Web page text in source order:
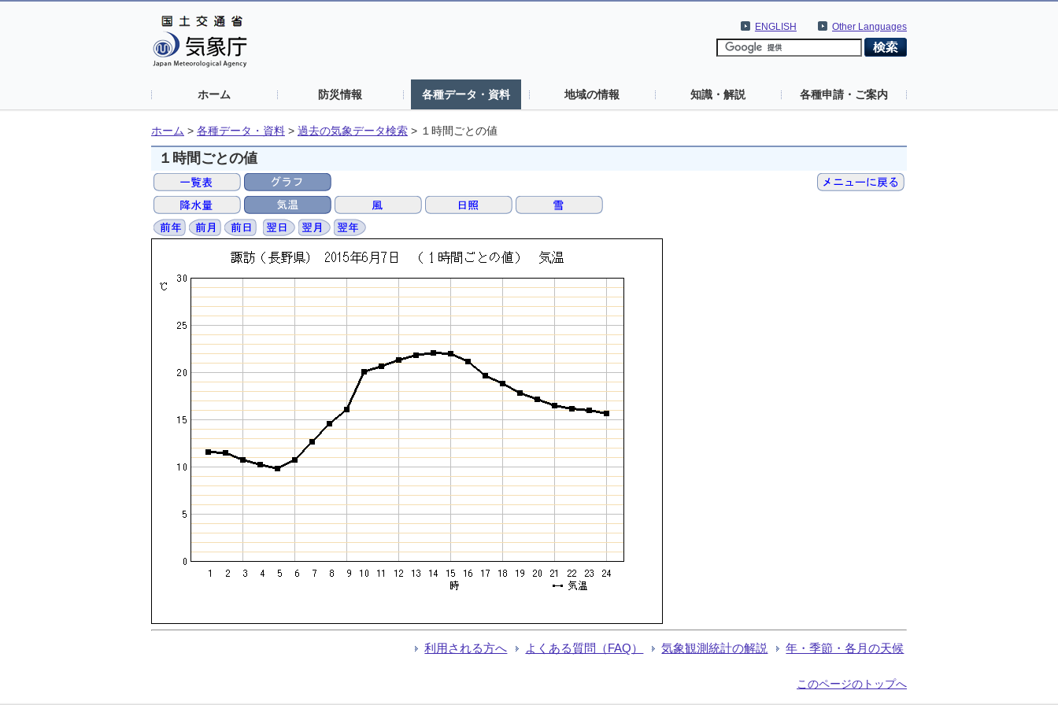
Other Languages
ENGLISH
ホーム 防災情報 各種データ・資料 地域の情報 知識・解説 各種申請・ご案内
ホーム > 各種データ・資料 > 過去の気象データ検索 > １時間ごとの値
１時間ごとの値
利用される方へ よくある質問（FAQ） 気象観測統計の解説 年・季節・各月の天候
このページのトップへ